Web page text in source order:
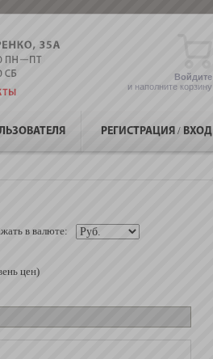
Войдите
и наполните корзину
РЕГИСТРАЦИЯ / ВХОД
в валюте:
цен)